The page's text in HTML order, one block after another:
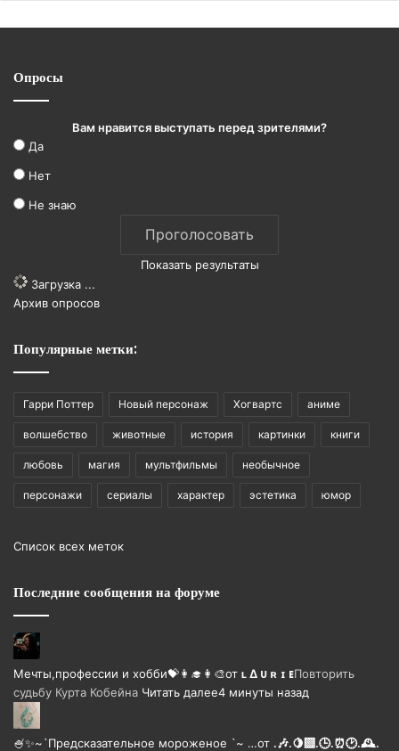
Опросы
Вам нравится выступать перед зрителями?
Да
Нет
Не знаю
Показать результаты
Загрузка ...
Архив опросов
Популярные метки:
Гарри Поттер Новый персонаж Хогвартс аниме
волшебство животные история картинки книги
любовь магия мультфильмы необычное
персонажи сериалы характер эстетика юмор
Список всех меток
Последние сообщения на форуме
Мечты,профессии и хобби💝👩‍🎓👩‍🎨от ʟ ∆ ᴜ ʀ ɪ ᴇПовторить
судьбу Курта Кобейна Читать далее4 минуты назад
🍧✨~`Предсказательное мороженое `~ …от .🎶.🍋‍🟩.🕒.⏰🕑.🕰️.